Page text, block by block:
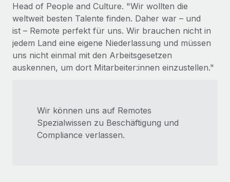
Head of People and Culture. "Wir wollten die
weltweit besten Talente finden. Daher war – und
ist – Remote perfekt für uns. Wir brauchen nicht in
jedem Land eine eigene Niederlassung und müssen
uns nicht einmal mit den Arbeitsgesetzen
auskennen, um dort Mitarbeiter:innen einzustellen."
Wir können uns auf Remotes
Spezialwissen zu Beschäftigung und
Compliance verlassen.